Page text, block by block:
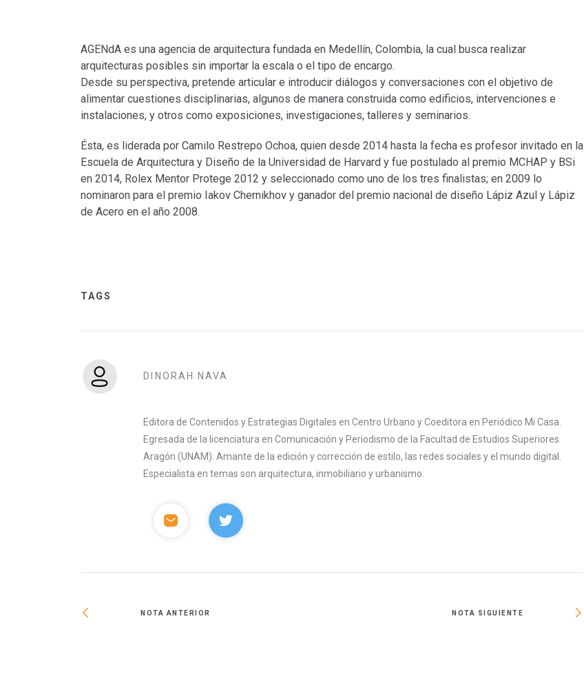
AGENdA es una agencia de arquitectura fundada en Medellín, Colombia, la cual busca realizar
arquitecturas posibles sin importar la escala o el tipo de encargo.
Desde su perspectiva, pretende articular e introducir diálogos y conversaciones con el objetivo de
alimentar cuestiones disciplinarias, algunos de manera construida como edificios, intervenciones e
instalaciones, y otros como exposiciones, investigaciones, talleres y seminarios.
Ésta, es liderada por Camilo Restrepo Ochoa, quien desde 2014 hasta la fecha es profesor invitado en la
Escuela de Arquitectura y Diseño de la Universidad de Harvard y fue postulado al premio MCHAP y BSi
en 2014, Rolex Mentor Protege 2012 y seleccionado como uno de los tres finalistas; en 2009 lo
nominaron para el premio Iakov Chernikhov y ganador del premio nacional de diseño Lápiz Azul y Lápiz
de Acero en el año 2008.
TAGS
DINORAH NAVA
Editora de Contenidos y Estrategias Digitales en Centro Urbano y Coeditora en Periódico Mi Casa.
Egresada de la licenciatura en Comunicación y Periodismo de la Facultad de Estudios Superiores
Aragón (UNAM). Amante de la edición y corrección de estilo, las redes sociales y el mundo digital.
Especialista en temas son arquitectura, inmobiliario y urbanismo.
NOTA ANTERIOR NOTA SIGUIENTE